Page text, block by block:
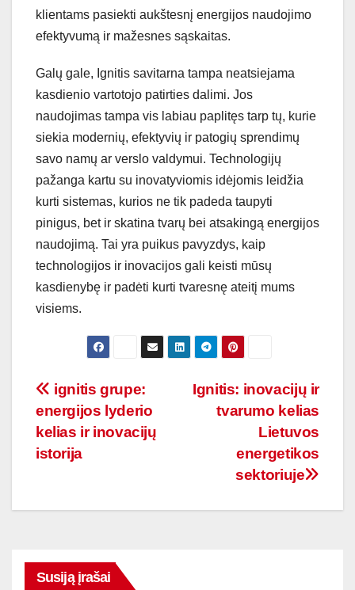
klientams pasiekti aukštesnį energijos naudojimo
efektyvumą ir mažesnes sąskaitas.
Galų gale, Ignitis savitarna tampa neatsiejama
kasdienio vartotojo patirties dalimi. Jos
naudojimas tampa vis labiau paplitęs tarp tų, kurie
siekia modernių, efektyvių ir patogių sprendimų
savo namų ar verslo valdymui. Technologijų
pažanga kartu su inovatyviomis idėjomis leidžia
kurti sistemas, kurios ne tik padeda taupyti
pinigus, bet ir skatina tvarų bei atsakingą energijos
naudojimą. Tai yra puikus pavyzdys, kaip
technologijos ir inovacijos gali keisti mūsų
kasdienybę ir padėti kurti tvaresnę ateitį mums
visiems.
Navigacija
tarp
įrašų
Ignitis: inovacijų ir
tvarumo kelias
Lietuvos
energetikos
sektoriuje
ignitis grupe:
energijos lyderio
kelias ir inovacijų
istorija
Susiją įrašai